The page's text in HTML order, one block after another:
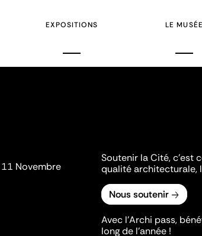
EXPOSITIONS LE MUSÉE
Novembre
Soutenir la Cité, c'est
qualité architecturale,
Nous soutenir
Avec l’Archi pass,
long de l’année !